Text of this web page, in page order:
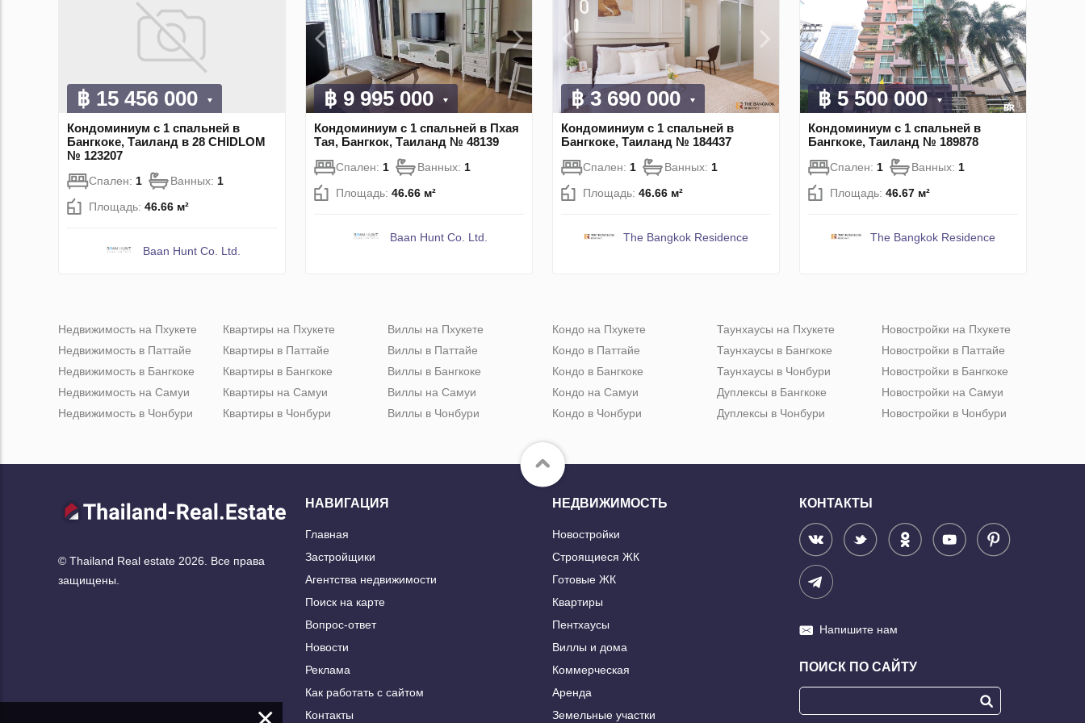
฿ 15 456 000
Кондоминиум с 1 спальней в
Бангкоке, Таиланд в 28 CHIDLOM
№ 123207
Спален: 1 Ванных: 1
Площадь: 46.66 м²
Baan Hunt Co. Ltd.
฿ 9 995 000
Кондоминиум с 1 спальней в Пхая
Тая, Бангкок, Таиланд № 48139
Спален: 1 Ванных: 1
Площадь: 46.66 м²
Baan Hunt Co. Ltd.
฿ 3 690 000
Кондоминиум с 1 спальней в
Бангкоке, Таиланд № 184437
Спален: 1 Ванных: 1
Площадь: 46.66 м²
The Bangkok Residence
฿ 5 500 000
Кондоминиум с 1 спальней в
Бангкоке, Таиланд № 189878
Спален: 1 Ванных: 1
Площадь: 46.67 м²
The Bangkok Residence
Недвижимость на Пхукете
Недвижимость в Паттайе
Недвижимость в Бангкоке
Недвижимость на Самуи
Недвижимость в Чонбури
Квартиры на Пхукете
Квартиры в Паттайе
Квартиры в Бангкоке
Квартиры на Самуи
Квартиры в Чонбури
Виллы на Пхукете
Виллы в Паттайе
Виллы в Бангкоке
Виллы на Самуи
Виллы в Чонбури
Кондо на Пхукете
Кондо в Паттайе
Кондо в Бангкоке
Кондо на Самуи
Кондо в Чонбури
Таунхаусы на Пхукете
Таунхаусы в Бангкоке
Таунхаусы в Чонбури
Дуплексы в Бангкоке
Дуплексы в Чонбури
Новостройки на Пхукете
Новостройки в Паттайе
Новостройки в Бангкоке
Новостройки на Самуи
Новостройки в Чонбури
© Thailand Real estate 2026. Все права
защищены.
НАВИГАЦИЯ
Главная
Застройщики
Агентства недвижимости
Поиск на карте
Вопрос-ответ
Новости
Реклама
Как работать с сайтом
Контакты
НЕДВИЖИМОСТЬ
Новостройки
Строящиеся ЖК
Готовые ЖК
Квартиры
Пентхаусы
Виллы и дома
Коммерческая
Аренда
Земельные участки
КОНТАКТЫ
Напишите нам
ПОИСК ПО САЙТУ